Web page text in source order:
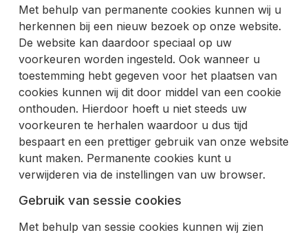
Met behulp van permanente cookies kunnen wij u
herkennen bij een nieuw bezoek op onze website.
De website kan daardoor speciaal op uw
voorkeuren worden ingesteld. Ook wanneer u
toestemming hebt gegeven voor het plaatsen van
cookies kunnen wij dit door middel van een cookie
onthouden. Hierdoor hoeft u niet steeds uw
voorkeuren te herhalen waardoor u dus tijd
bespaart en een prettiger gebruik van onze website
kunt maken. Permanente cookies kunt u
verwijderen via de instellingen van uw browser.
Gebruik van sessie cookies
Met behulp van sessie cookies kunnen wij zien